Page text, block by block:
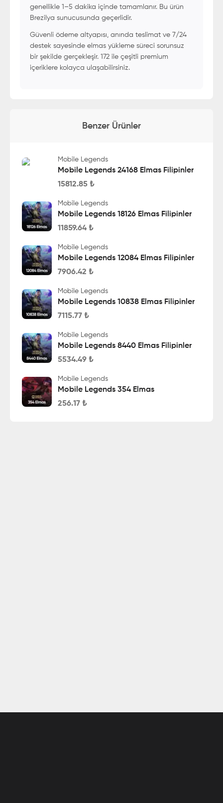
genellikle 1–5 dakika içinde tamamlanır. Bu ürün
Brezilya sunucusunda geçerlidir.
Güvenli ödeme altyapısı, anında teslimat ve 7/24
destek sayesinde elmas yükleme süreci sorunsuz
bir şekilde gerçekleşir. 172 ile çeşitli premium
içeriklere kolayca ulaşabilirsiniz.
Benzer Ürünler
Mobile Legends
Mobile Legends 24168 Elmas Filipinler
15812.85 ₺
Mobile Legends
Mobile Legends 18126 Elmas Filipinler
11859.64 ₺
Mobile Legends
Mobile Legends 12084 Elmas Filipinler
7906.42 ₺
Mobile Legends
Mobile Legends 10838 Elmas Filipinler
7115.77 ₺
Mobile Legends
Mobile Legends 8440 Elmas Filipinler
5534.49 ₺
Mobile Legends
Mobile Legends 354 Elmas
256.17 ₺